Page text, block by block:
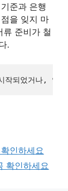
준과 은행
을 잊지 마
류 준비가 철
.
인하세요
확인하세요